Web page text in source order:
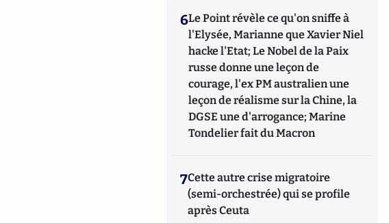
6Le Point révèle ce qu'on sniffe à
l'Elysée, Marianne que Xavier Niel
hacke l'Etat; Le Nobel de la Paix
russe donne une leçon de
courage, l'ex PM australien une
leçon de réalisme sur la Chine, la
DGSE une d'arrogance; Marine
Tondelier fait du Macron
7Cette autre crise migratoire
(semi-orchestrée) qui se profile
après Ceuta